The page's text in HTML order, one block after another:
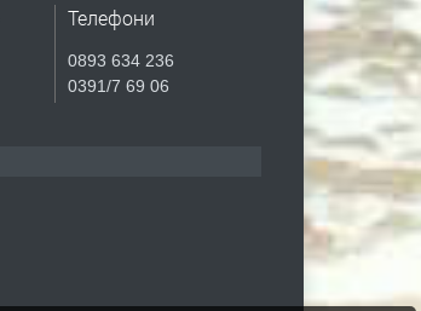
Телефони
0893 634 236
0391/7 69 06